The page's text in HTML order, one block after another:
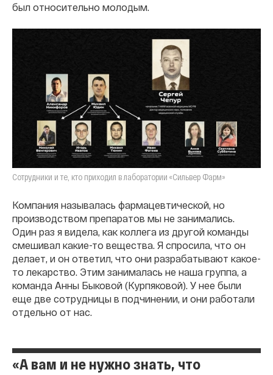
был относительно молодым.
Сотрудники и те, кто приходил в лаборатории «Сильвер Фарм»
Компания называлась фармацевтической, но
производством препаратов мы не занимались.
Один раз я видела, как коллега из другой команды
смешивал какие-то вещества. Я спросила, что он
делает, и он ответил, что они разрабатывают какое-
то лекарство. Этим занималась не наша группа, а
команда Анны Быковой (Курпяковой). У нее были
еще две сотрудницы в подчинении, и они работали
отдельно от нас.
«А вам и не нужно знать, что